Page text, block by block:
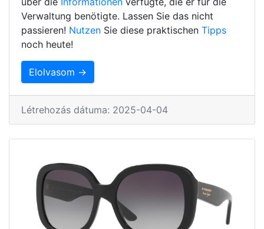
Verwaltung benötigte. Lassen Sie das nicht
passieren! Nutzen Sie diese praktischen Tipps
noch heute!
Elolvasom →
Létrehozás dátuma: 2025-04-04